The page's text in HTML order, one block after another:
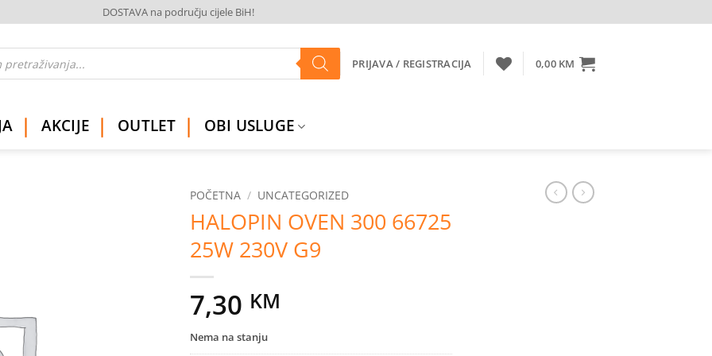
DOSTAVA na području cijele BiH!
PRIJAVA / REGISTRACIJA 0,00 KM
AKCIJE OUTLET OBI USLUGE
POČETNA / UNCATEGORIZED
HALOPIN OVEN 300 66725
25W 230V G9
7,30 KM
Nema na stanju